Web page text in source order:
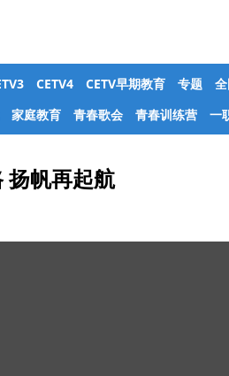
CETV4 CETV早期教育 专题
家庭教育 青春歌会 青春训练营 一
帆再起航